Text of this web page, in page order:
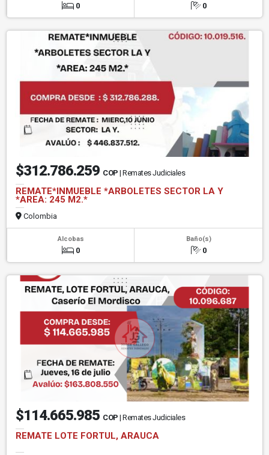
0 0
$312.786.259 COP | Remates Judiciales
REMATE*INMUEBLE *ARBOLETES SECTOR LA Y
*AREA: 245 M2.*
Colombia
Alcobas
0
Baño(s)
0
$114.665.985 COP | Remates Judiciales
REMATE LOTE FORTUL, ARAUCA